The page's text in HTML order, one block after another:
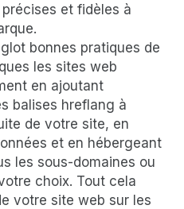
et fidèles à
bonnes pratiques de
les sites web
en ajoutant
balises hreflang à
de votre site, en
et en hébergeant
les sous-domaines ou
choix. Tout cela
votre site web sur les